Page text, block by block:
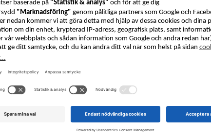
flyttar ut på
stan
– Vi vill att Göteborg ska kännas som en enda
stor litteraturscen, dit alla är välkomna. Därför
låter vi några av årets mest spännande
samtal ta plats utanför mässans väggar i år!